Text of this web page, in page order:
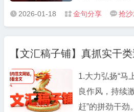
督。 拧紧“
念激发干劲，
朝气；把挑战
洁、工作、做
做忠心、用心
心干部”。 4.不是坐而论道的清谈客，
而是起而行之
 2026-01-18  金句分享  抢
【文汇稿子铺】真抓实干
1.大力弘扬“马
良作风，持续
赶”的拼劲干劲。 2.既指明了“干”的